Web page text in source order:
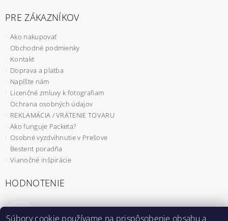
PRE ZÁKAZNÍKOV
Ako nakupovať
Obchodné podmienky
Kontakt
Doprava a platba
Napíšte nám
Licenčné zmluvy k fotografiam
Ochrana osobných údajov
REKLAMÁCIA / VRÁTENIE TOVARU
Ako funguje Packeta?
Osobné vyzdvihnutie v Prešove
Bestent poradňa
Vianočné inšpirácie
HODNOTENIE
Záhradný fóliovník 2x2m s UV filtrom STANDARD
Súbory cookie používame na prispôsobenie obsahu a